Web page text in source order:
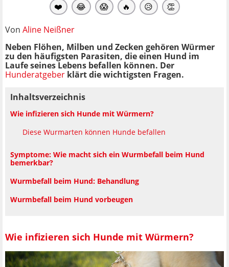
❤️ 😂 😱 🔥 😥 👏
Von Aline Neißner
Neben Flöhen, Milben und Zecken gehören Würmer
zu den häufigsten Parasiten, die einen Hund im
Laufe seines Lebens befallen können. Der
Hunderatgeber klärt die wichtigsten Fragen.
Inhaltsverzeichnis
Wie infizieren sich Hunde mit Würmern?
Diese Wurmarten können Hunde befallen
Symptome: Wie macht sich ein Wurmbefall beim Hund
bemerkbar?
Wurmbefall beim Hund: Behandlung
Wurmbefall beim Hund vorbeugen
Wie infizieren sich Hunde mit Würmern?